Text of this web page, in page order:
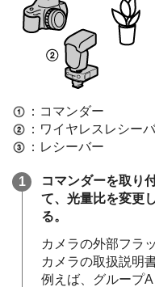
：コマンダー
：ワイヤレスレシー
：レシーバー
コマンダーを取り
て、光量比を変更
る。
カメラの外部フラ
カメラの取扱説明
例えば、グループ